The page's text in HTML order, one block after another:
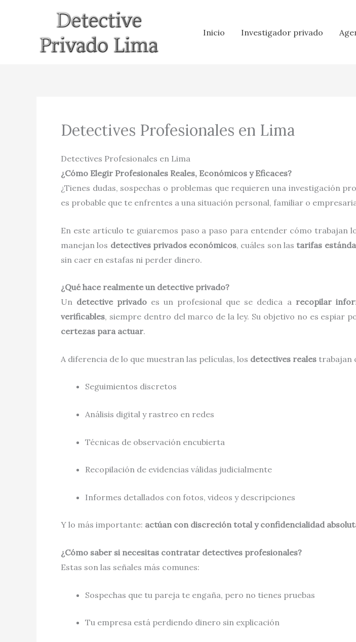
Inicio Investigador privado
Detectives Profesionales en Lima
Detectives Profesionales en Lima
¿Cómo Elegir Profesionales Reales, Económicos y Eficaces?
¿Tienes dudas, sospechas o problemas que requieren una investigación
es probable que te enfrentes a una situación personal, familiar o
En este artículo te guiaremos paso a paso para entender cómo trabajan
manejan los detectives privados económicos, cuáles son las tarifas
sin caer en estafas ni perder dinero.
¿Qué hace realmente un detective privado?
Un detective privado es un profesional que se dedica a recopilar
verificables, siempre dentro del marco de la ley. Su objetivo no es espiar
certezas para actuar.
A diferencia de lo que muestran las películas, los detectives reales trabajan
Seguimientos discretos
Análisis digital y rastreo en redes
Técnicas de observación encubierta
Recopilación de evidencias válidas judicialmente
Informes detallados con fotos, videos y descripciones
Y lo más importante: actúan con discreción total y confidencialidad
¿Cómo saber si necesitas contratar detectives profesionales?
Estas son las señales más comunes:
Sospechas que tu pareja te engaña, pero no tienes pruebas
Tu empresa está perdiendo dinero sin explicación